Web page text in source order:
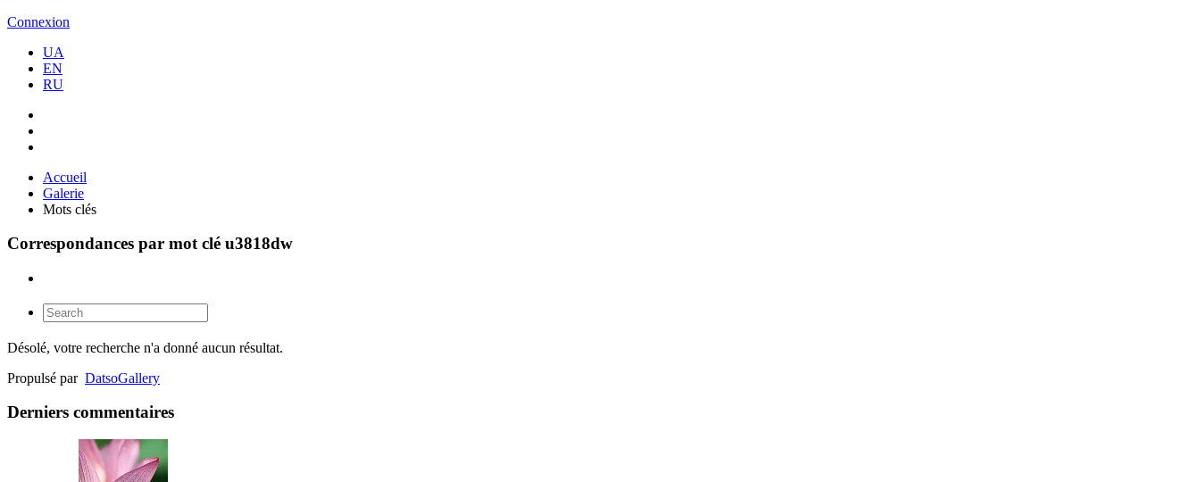
Connexion
UA
EN
RU
Accueil
Galerie
Mots clés
Correspondances par mot clé u3818dw
Désolé, votre recherche n'a donné aucun résultat.
Propulsé par DatsoGallery
Derniers commentaires